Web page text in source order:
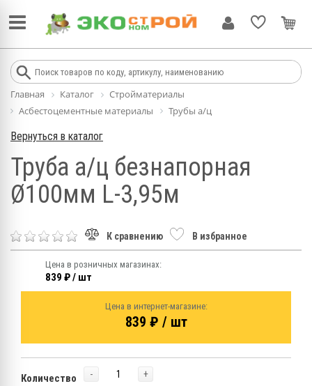
Главная Каталог
Стройматериалы
Асбестоцементные материалы
Трубы а/ц
Вернуться в каталог
Труба а/ц безнапорная
Ø100мм L-3,95м
К сравнению В избранное
Цена в розничных магазинах:
839 ₽ / шт
Цена в интернет-магазине:
839 ₽ / шт
Количество - +